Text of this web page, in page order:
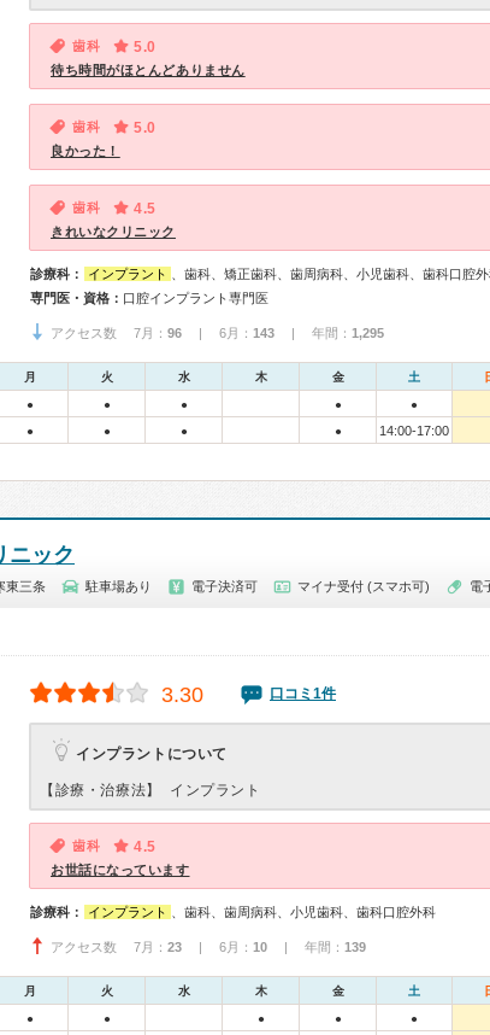
歯科 5.0
待ち時間がほとんどありません
歯科 5.0
良かった！
歯科 4.5
きれいなクリニック
診療科： インプラント
、歯科、矯正歯科、歯周病科、小児歯科、歯科口腔
専門医・資格： 口腔インプラント専門医
アクセス数 7月： 96 | 6月： 143 | 年間： 1,295
月 火 水 木 金 土
● ● ● ● ●
● ● ● ● 14:00-17:00
ニック
東三条 駐車場あり 電子決済可 マイナ受付 (スマホ可) 電
3.30 口コミ1件
インプラントについて
【診療・治療法】 インプラント
歯科 4.5
お世話になっています
診療科： インプラント 、歯科、歯周病科、小児歯科、歯科口腔外科
アクセス数 7月： 23 | 6月： 10 | 年間： 139
月 火 水 木 金 土
● ● ● ● ●